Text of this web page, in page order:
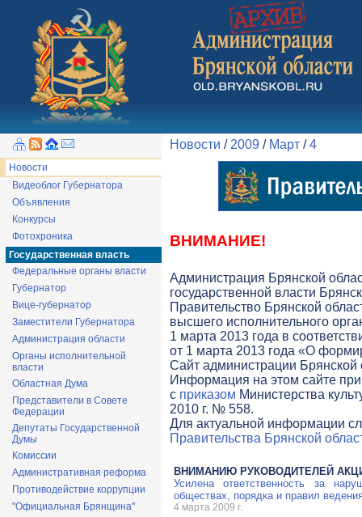
Новости
Видеоблог Губернатора
Объявления
Конкурсы
Фотохроника
Государственная власть
Федеральные органы власти
Губернатор
Вице-губернатор
Заместители Губернатора
Администрация области
Органы исполнительной
власти
Областная Дума
Представители в Совете
Федерации
Депутаты Государственной
Думы
Комиссии
Административная реформа
Противодействие коррупции
"Официальная Брянщина"
Новости / 2009 / Март /4
ВНИМАНИЕ!
Администрация Брянской
государственной власти
Правительство Брянской
высшего исполнительного
1 марта 2013 года в
от 1 марта 2013 года «О
Cайт администрации Брянской
Информация на этом сайте
с приказом Министерства
2010 г. № 558.
Для актуальной информации
Правительства Брянской
ВНИМАНИЮ РУКОВОДИТЕЛЕЙ
Усилена ответственность за
обществах, порядка и правил
4 марта 2009 г.